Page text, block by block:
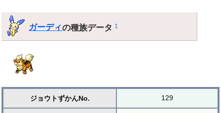
ガーディの種族データ†
ジョウトずかんNo. 129